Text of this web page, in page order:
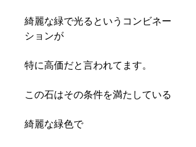
綺麗な緑で光るというコンビネー
ションが
特に高価だと言われてます。
この石はその条件を満たしている
綺麗な緑色で